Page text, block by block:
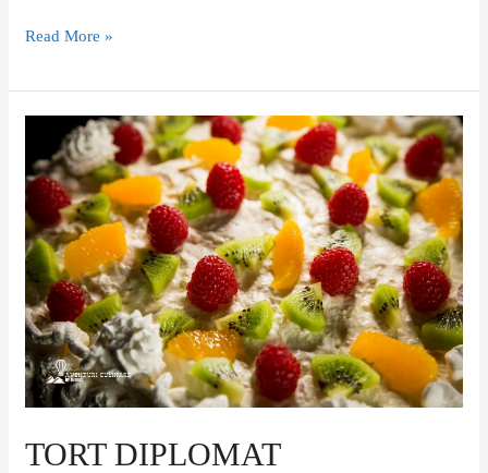
Read More »
TORT DIPLOMAT
diplomat